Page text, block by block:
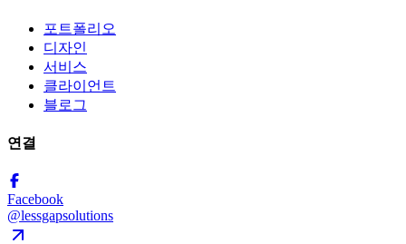
포트폴리오
디자인
서비스
클라이언트
블로그
연결
Facebook
@lessgapsolutions